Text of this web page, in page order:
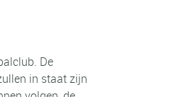
De
in staat zijn